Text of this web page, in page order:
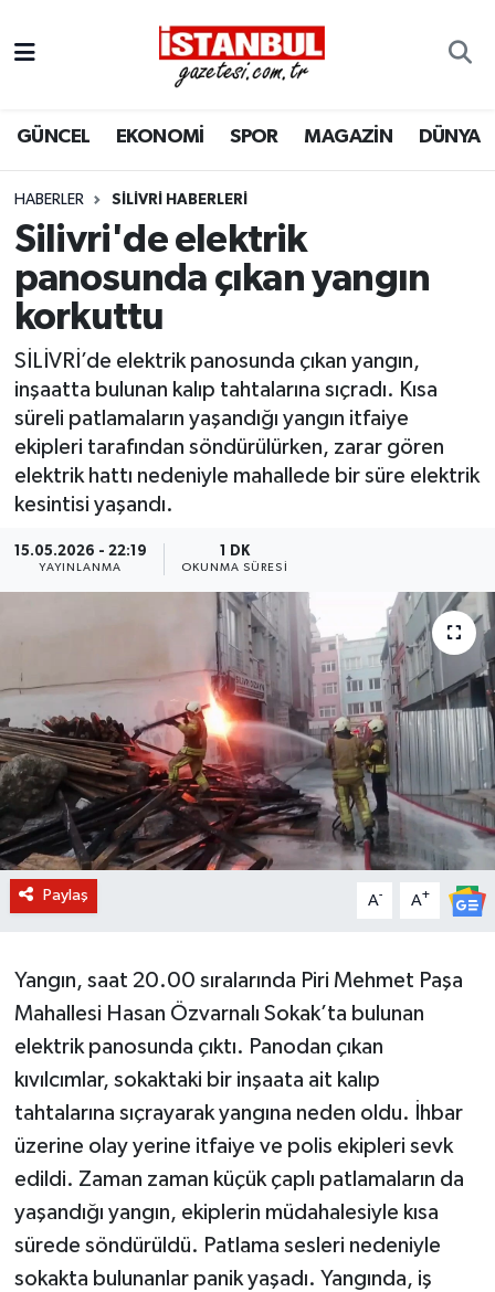
GÜNCEL EKONOMİ SPOR MAGAZİN DÜNYA
HABERLER SILIVRI HABERLERI
Silivri'de elektrik
panosunda çıkan yangın
korkuttu
SİLİVRİ’de elektrik panosunda çıkan yangın,
inşaatta bulunan kalıp tahtalarına sıçradı. Kısa
süreli patlamaların yaşandığı yangın itfaiye
ekipleri tarafından söndürülürken, zarar gören
elektrik hattı nedeniyle mahallede bir süre elektrik
kesintisi yaşandı.
15.05.2026 - 22:19
YAYINLANMA
1 DK
OKUNMA SÜRESI
Paylaş A- A+
Yangın, saat 20.00 sıralarında Piri Mehmet Paşa
Mahallesi Hasan Özvarnalı Sokak’ta bulunan
elektrik panosunda çıktı. Panodan çıkan
kıvılcımlar, sokaktaki bir inşaata ait kalıp
tahtalarına sıçrayarak yangına neden oldu. İhbar
üzerine olay yerine itfaiye ve polis ekipleri sevk
edildi. Zaman zaman küçük çaplı patlamaların da
yaşandığı yangın, ekiplerin müdahalesiyle kısa
sürede söndürüldü. Patlama sesleri nedeniyle
sokakta bulunanlar panik yaşadı. Yangında, iş
EKONOMİ
İSTANBUL
DÜNYA
SPOR
MAGAZİN
KÜLTÜR SANAT
SAĞLIK
OTOMOBİL
Nöbetçi Eczaneler
Hava Durumu
Trafik Durumu
Süper Lig Puan Durumu ve Fikstür
Tüm Manşetler
Son Dakika Haberleri
Haber Arşivi